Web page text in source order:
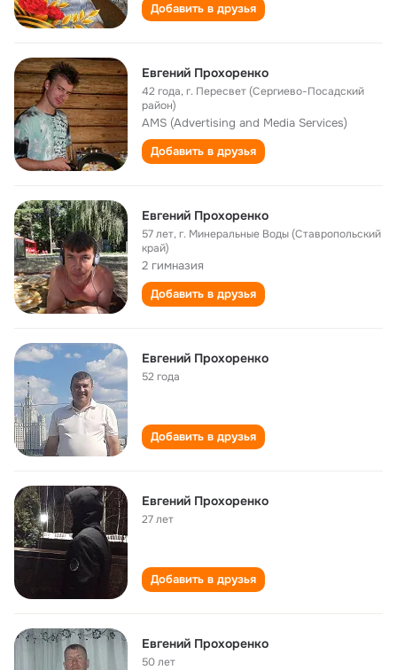
Добавить в друзья
Евгений Прохоренко
42 года,г. Пересвет (Сергиево-Посадский
район)
AMS (Advertising and Media Services)
Добавить в друзья
Евгений Прохоренко
57 лет,г. Минеральные Воды (Ставропольский
край)
2 гимназия
Добавить в друзья
Евгений Прохоренко
52 года
Добавить в друзья
Евгений Прохоренко
27 лет
Добавить в друзья
Евгений Прохоренко
50 лет